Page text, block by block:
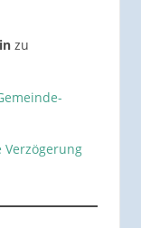
zu
Verzögerung